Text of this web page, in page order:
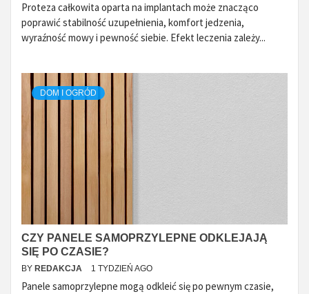
Proteza całkowita oparta na implantach może znacząco
poprawić stabilność uzupełnienia, komfort jedzenia,
wyraźność mowy i pewność siebie. Efekt leczenia zależy...
DOM I OGRÓD
CZY PANELE SAMOPRZYLEPNE ODKLEJAJĄ
SIĘ PO CZASIE?
BY REDAKCJA 1 TYDZIEŃ AGO
Panele samoprzylepne mogą odkleić się po pewnym czasie,